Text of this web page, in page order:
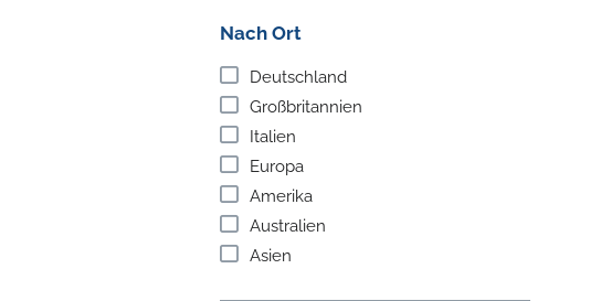
Nach Ort
Deutschland
Großbritannien
Italien
Europa
Amerika
Australien
Asien